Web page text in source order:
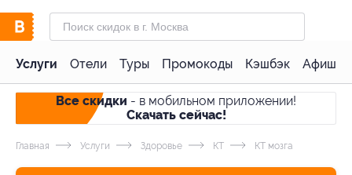
Услуги Отели Туры Промокоды Кэшбэк Афиша
Все скидки - в мобильном приложении!
Скачать сейчас!
Главная Услуги Здоровье КТ КТ мозга